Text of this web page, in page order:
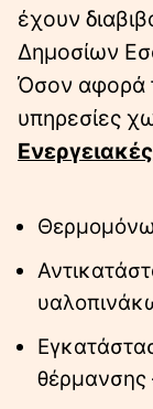
έχουν
Δημοσίων
Όσον αφορά
υπηρεσίες
θέρμανσης